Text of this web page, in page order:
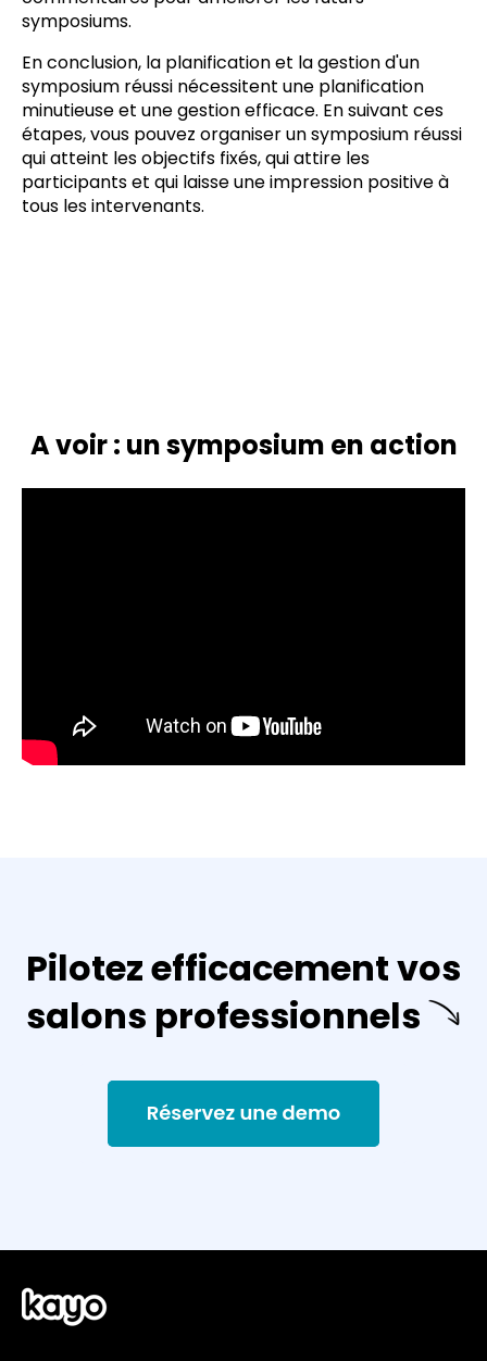
symposiums.
En conclusion, la planification et la gestion d'un
symposium réussi nécessitent une planification
minutieuse et une gestion efficace. En suivant ces
étapes, vous pouvez organiser un symposium réussi
qui atteint les objectifs fixés, qui attire les
participants et qui laisse une impression positive à
tous les intervenants.
A voir : un symposium en action
Pilotez efficacement vos
salons professionnels